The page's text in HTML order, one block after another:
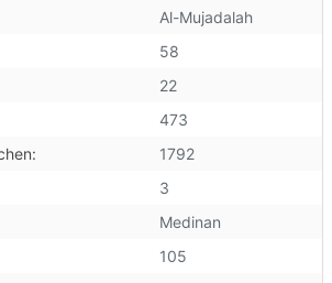
Al-Mujadalah
58
22
473
1792
3
Medinan
105